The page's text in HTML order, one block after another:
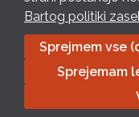
Izpolni kontaktni
Bartog d.o.o. Trebnje
8174 248, Banka
Ivan Šantorić |
Delniški kapital:
Bartog politiki
Sprejmem vse
Sprejemam